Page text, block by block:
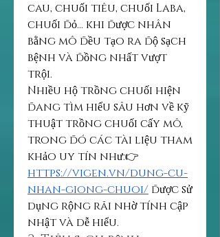
cau, chuối tiêu, chuối Laba,
chuối đỏ… khi được nhân
bằng mô đều tạo ra độ sạch
bệnh và đồng nhất vượt
trội.
Nhiều hộ trồng chuối hiện
đang tìm hiểu sâu hơn về kỹ
thuật trồng chuối cấy mô,
trong đó các tài liệu tham
https://vigen.vn/dung-cu-
nhan-giong-chuoi/ được sử
dụng rộng rãi nhờ tính cập
nhật và dễ hiểu.